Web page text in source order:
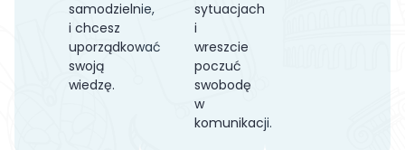
samodzielnie,
i chcesz
uporządkować
swoją
wiedzę.
sytuacjach
i
wreszcie
poczuć
swobodę
w
komunikacji.